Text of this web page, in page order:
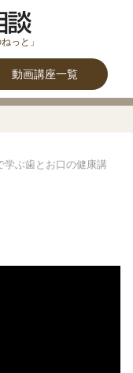
動画講座一覧
学ぶ歯とお口の健康講